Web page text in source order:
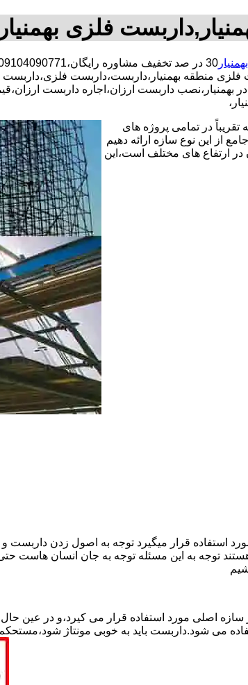
فلزی
فلزی منطقه بهمنیار،داربست،داربست
در بهمنیار،نصب داربست ارزان،اجاره داربست
در تمامی پروژه های
از این نوع سازه ارائه دهیم
ارتفاع های مختلف است،این
استفاده قرار میگیرد توجه به اصول زدن داربست
توجه به این مسئله توجه به جان انسان هاست
اصلی مورد استفاده قرار می کیرد،و در عین حال
می شود.داربست باید به خوبی مونتاژ